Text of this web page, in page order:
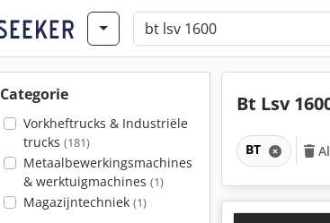
Categorie
Vorkheftrucks & Industriële
trucks (181)
Metaalbewerkingsmachines
& werktuigmachines (1)
Magazijntechniek (1)
Bt Lsv
BT